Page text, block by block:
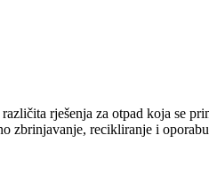
rješenja za otpad koja se
zbrinjavanje, recikliranje i